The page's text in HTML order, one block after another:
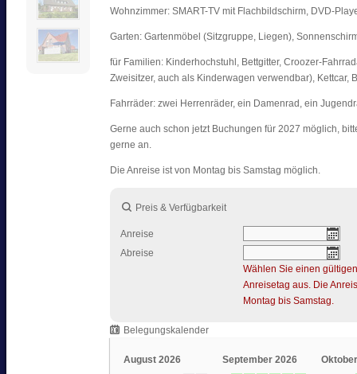
Wohnzimmer: SMART-TV mit Flachbildschirm, DVD-
Garten: Gartenmöbel (Sitzgruppe, Liegen),
für Familien: Kinderhochstuhl, Bettgitter, Croozer-
Zweisitzer, auch als Kinderwagen verwendbar), Kettcar,
Fahrräder: zwei Herrenräder, ein Damenrad, ein
Gerne auch schon jetzt Buchungen für 2027 möglich,
gerne an.
Die Anreise ist von Montag bis Samstag möglich.
Preis & Verfügbarkeit
Anreise
Abreise
Wählen Sie einen
Anreisetag aus. Die
Montag bis Samstag.
Belegungskalender
August 2026 September 2026